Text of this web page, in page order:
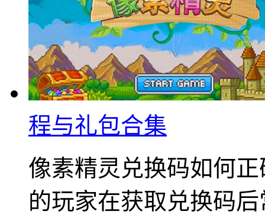
程与礼包合集
像素精灵兑换码如何
的玩家在获取兑换码